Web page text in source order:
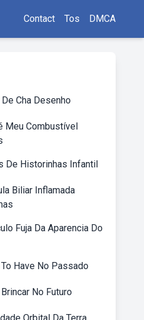
Contact Tos DMCA
Cha Desenho
Meu Combustível
De Historinhas Infantil
Biliar Inflamada
Fuja Da Aparencia Do
Have No Passado
No Futuro